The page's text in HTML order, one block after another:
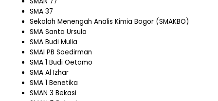
SMA 37
Sekolah Menengah Analis Kimia Bogor (SMAKBO)
SMA Santa Ursula
SMA Budi Mulia
SMAI PB Soedirman
SMA 1 Budi Oetomo
SMA Al Izhar
SMA 1 Benetika
SMAN 3 Bekasi